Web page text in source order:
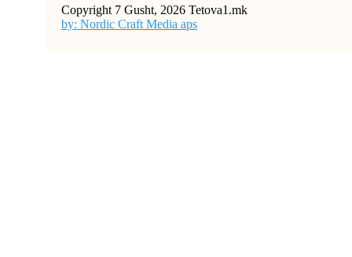
Copyright 7 Gusht, 2026 Tetova1.mk
by: Nordic Craft Media aps